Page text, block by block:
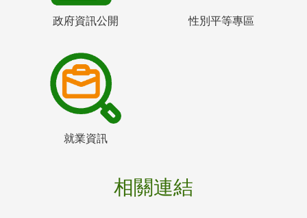
政府資訊公開 性別平等專區
就業資訊
相關連結